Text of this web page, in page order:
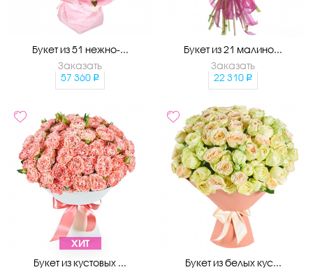
Букет из 51 нежно-...
Заказать
57 360
Букет из 21 малино...
Заказать
22 310
ХИТ
Букет из кустовых ...
Букет из белых кус...